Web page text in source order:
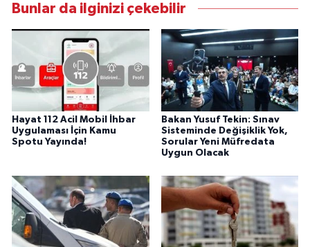
Bunlar da ilginizi çekebilir
Hayat 112 Acil Mobil İhbar
Uygulaması İçin Kamu
Spotu Yayında!
Bakan Yusuf Tekin: Sınav
Sisteminde Değişiklik Yok,
Sorular Yeni Müfredata
Uygun Olacak